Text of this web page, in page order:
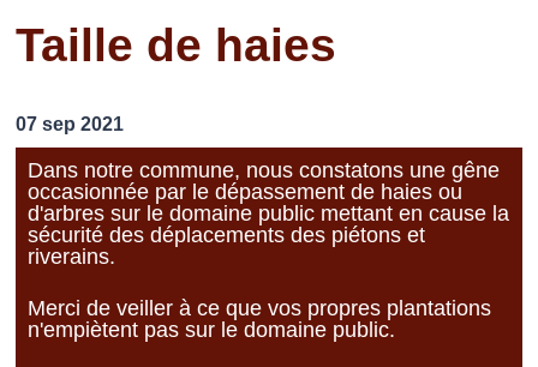
La mairie
Vie pratique
Vos professionnels
Loisirs
Taille de haies
07 sep 2021
Dans notre commune, nous constatons une gêne
occasionnée par le dépassement de haies ou
d'arbres sur le domaine public mettant en cause la
sécurité des déplacements des piétons et
riverains.
Merci de veiller à ce que vos propres plantations
n'empiètent pas sur le domaine public.